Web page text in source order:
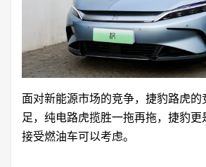
面对新能源市场的竞争，捷豹路虎的
足，纯电路虎揽胜一拖再拖，捷豹更
接受燃油车可以考虑。